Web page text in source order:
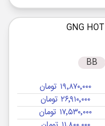
BB
۱۹٬۸۷۰٬۰۰۰ تومان
۲۶٬۹۱۰٬۰۰۰ تومان
۱۷٬۵۳۰٬۰۰۰ تومان